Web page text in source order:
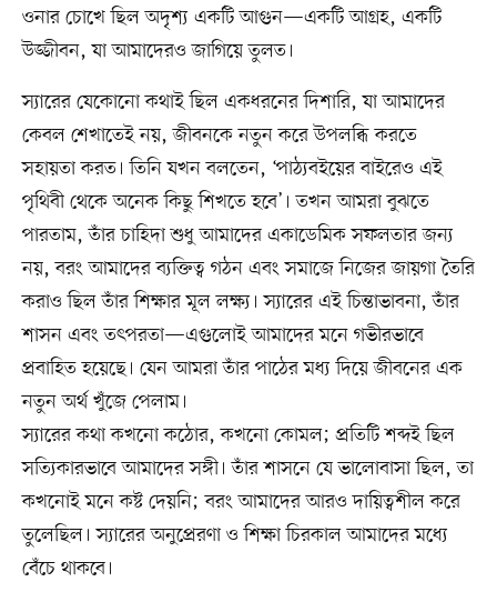
ওনার চোখে ছিল অদৃশ্য একটি আগুন—একটি আগ্রহ, একটি
উজ্জীবন, যা আমাদেরও জাগিয়ে তুলত।
স্যারের যেকোনো কথাই ছিল একধরনের দিশারি, যা আমাদের
কেবল শেখাতেই নয়, জীবনকে নতুন করে উপলব্ধি করতে
সহায়তা করত। তিনি যখন বলতেন, ‘পাঠ্যবইয়ের বাইরেও এই
পৃথিবী থেকে অনেক কিছু শিখতে হবে’। তখন আমরা বুঝতে
পারতাম, তাঁর চাহিদা শুধু আমাদের একাডেমিক সফলতার জন্য
নয়, বরং আমাদের ব্যক্তিত্ব গঠন এবং সমাজে নিজের জায়গা তৈরি
করাও ছিল তাঁর শিক্ষার মূল লক্ষ্য। স্যারের এই চিন্তাভাবনা, তাঁর
শাসন এবং তৎপরতা—এগুলোই আমাদের মনে গভীরভাবে
প্রবাহিত হয়েছে। যেন আমরা তাঁর পাঠের মধ্য দিয়ে জীবনের এক
নতুন অর্থ খুঁজে পেলাম।
স্যারের কথা কখনো কঠোর, কখনো কোমল; প্রতিটি শব্দই ছিল
সত্যিকারভাবে আমাদের সঙ্গী। তাঁর শাসনে যে ভালোবাসা ছিল, তা
কখনোই মনে কষ্ট দেয়নি; বরং আমাদের আরও দায়িত্বশীল করে
তুলেছিল। স্যারের অনুপ্রেরণা ও শিক্ষা চিরকাল আমাদের মধ্যে
বেঁচে থাকবে।